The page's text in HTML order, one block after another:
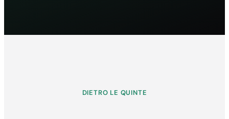
DIETRO LE QUINTE